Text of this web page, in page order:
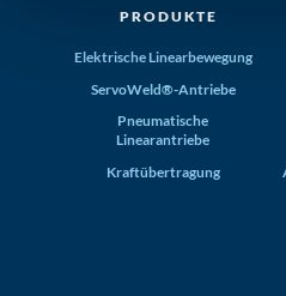
PRODUKTE
Elektrische Linearbewegung
ServoWeld®-Antriebe
Pneumatische
Linearantriebe
Kraftübertragung